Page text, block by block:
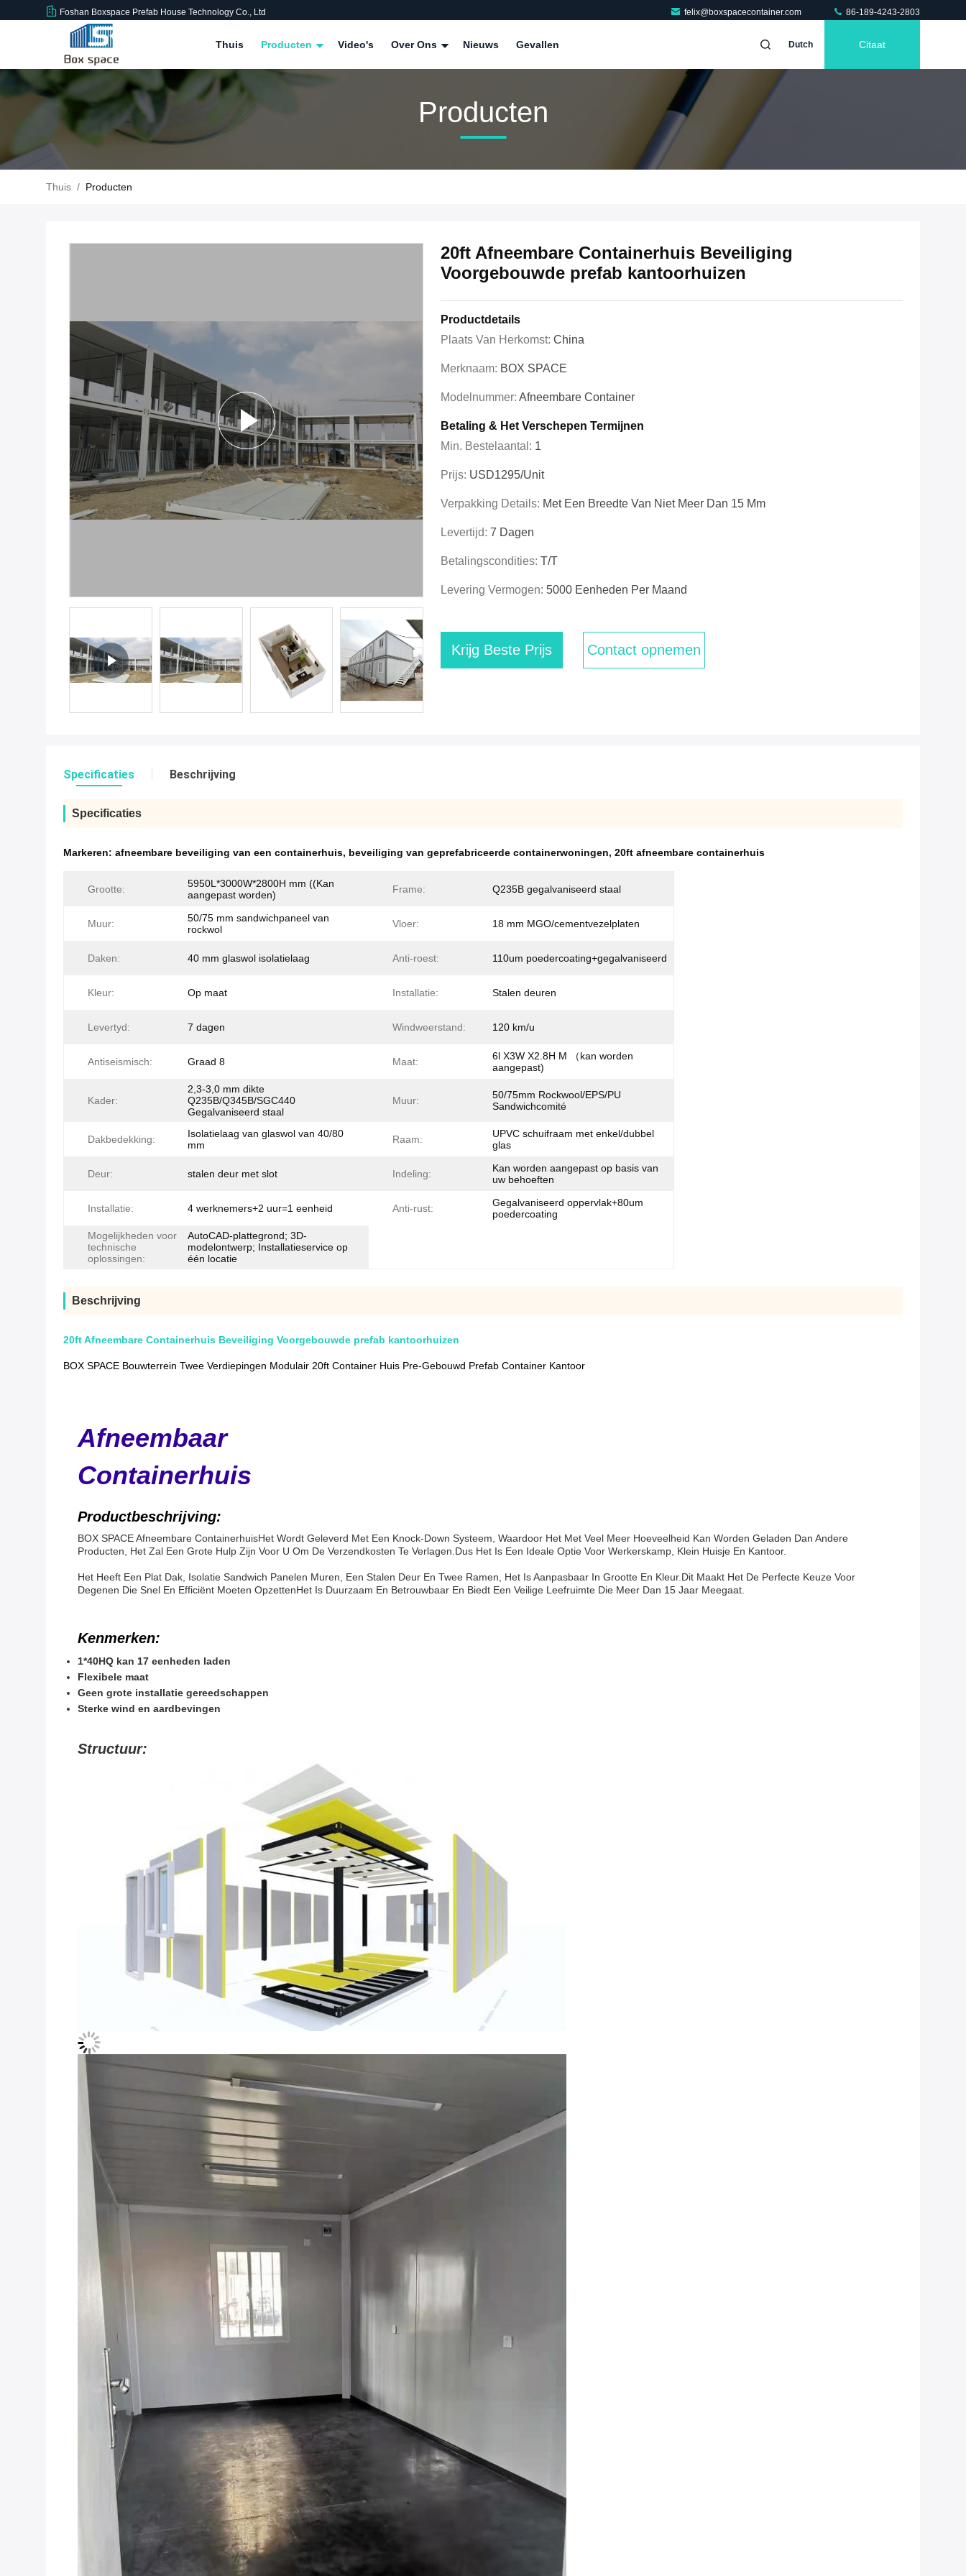
Foshan Boxspace Prefab House Technology Co., Ltd felix@boxspacecontainer.com 86-189-4243-2803
Thuis Producten Video's Over Ons Nieuws Gevallen Dutch Citaat
Producten
Thuis / Producten
20ft Afneembare Containerhuis Beveiliging
Voorgebouwde prefab kantoorhuizen
Productdetails
Plaats Van Herkomst: China
Merknaam: BOX SPACE
Modelnummer: Afneembare Container
Betaling & Het Verschepen Termijnen
Min. Bestelaantal: 1
Prijs: USD1295/unit
Verpakking Details: Met Een Breedte Van Niet Meer Dan 15 Mm
Levertijd: 7 Dagen
Betalingscondities: T/T
Levering Vermogen: 5000 Eenheden Per Maand
Krijg Beste Prijs Contact opnemen
Specificaties Beschrijving
Specificaties
Markeren: afneembare beveiliging van een containerhuis, beveiliging van geprefabriceerde containerwoningen, 20ft afneembare containerhuis
Grootte:
5950L*3000W*2800H mm ((Kan
aangepast worden)
Frame: Q235B gegalvaniseerd staal
Muur:
50/75 mm sandwichpaneel van
rockwol
Vloer: 18 mm MGO/cementvezelplaten
Daken: 40 mm glaswol isolatielaag Anti-roest: 110um poedercoating+gegalvaniseerd
Kleur: Op maat Installatie: Stalen deuren
Levertyd: 7 dagen Windweerstand: 120 km/u
Antiseismisch: Graad 8 Maat:
6l X3W X2.8H M （kan worden
aangepast)
Kader:
2,3-3,0 mm dikte
Q235B/Q345B/SGC440
Gegalvaniseerd staal
Muur:
50/75mm Rockwool/EPS/PU
Sandwichcomité
Dakbedekking:
Isolatielaag van glaswol van 40/80
mm
Raam:
UPVC schuifraam met enkel/dubbel
glas
Deur: stalen deur met slot Indeling:
Kan worden aangepast op basis van
uw behoeften
Installatie: 4 werknemers+2 uur=1 eenheid Anti-rust:
Gegalvaniseerd oppervlak+80um
poedercoating
Mogelijkheden voor
technische
oplossingen:
AutoCAD-plattegrond; 3D-
modelontwerp; Installatieservice op
één locatie
Beschrijving
20ft Afneembare Containerhuis Beveiliging Voorgebouwde prefab kantoorhuizen
BOX SPACE Bouwterrein Twee Verdiepingen Modulair 20ft Container Huis Pre-Gebouwd Prefab Container Kantoor
Afneembaar
Containerhuis
Productbeschrijving:
BOX SPACE Afneembare ContainerhuisHet Wordt Geleverd Met Een Knock-Down Systeem, Waardoor Het Met Veel Meer Hoeveelheid Kan Worden Geladen Dan Andere
Producten, Het Zal Een Grote Hulp Zijn Voor U Om De Verzendkosten Te Verlagen. Dus Het Is Een Ideale Optie Voor Werkerskamp, Klein Huisje En Kantoor.
Het Heeft Een Plat Dak, Isolatie Sandwich Panelen Muren, Een Stalen Deur En Twee Ramen, Het Is Aanpasbaar In Grootte En Kleur.Dit Maakt Het De Perfecte Keuze Voor
Degenen Die Snel En Efficiënt Moeten OpzettenHet Is Duurzaam En Betrouwbaar En Biedt Een Veilige Leefruimte Die Meer Dan 15 Jaar Meegaat.
Kenmerken:
1*40HQ kan 17 eenheden laden
Flexibele maat
Geen grote installatie gereedschappen
Sterke wind en aardbevingen
Structuur: